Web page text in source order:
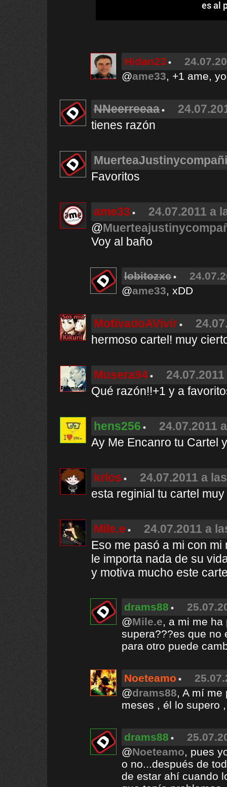
es al
Hidan23
@ame33, +1 ame,
NNeerreeaa
tienes razón
Favoritos
ame33
24.07.2011 a
@
Voy al baño
lobitozxc
@ame33, xDD
MotivadoAVivir
hermoso cartel! muy
Musera94
Qué razón!!+1 y a
hens256
24.07.2011
Ay Me Encanro tu Cartel
krlos
24.07.2011 a
esta reginial tu cartel
Mile.e
24.07.2011 a
Eso me pasó a mi con
le importa nada de su
y motiva mucho este
drams88
@Mile.e, a mi me
supera???es que no
para otro puede
Noeteamo
@drams88, A mí me
meses , él lo supero
drams88
@Noeteamo, pues
o no...después de
de estar ahí cuando